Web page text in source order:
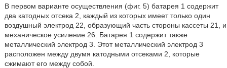
В первом варианте осуществления (фиг. 5) батарея 1 содержит
два катодных отсека 2, каждый из которых имеет только один
воздушный электрод 22, образующий часть стороны кассеты 21, и
механическое усиление 26. Батарея 1 содержит также
металлический электрод 3. Этот металлический электрод 3
расположен между двумя катодными отсеками 2, которые
сжимают его между собой.